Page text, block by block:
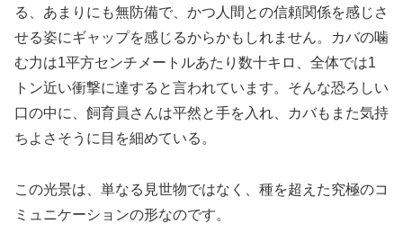
る、あまりにも無防備で、かつ人間との信頼関係を感じさ
せる姿にギャップを感じるからかもしれません。カバの噛
む力は1平方センチメートルあたり数十キロ、全体では1
トン近い衝撃に達すると言われています。そんな恐ろしい
口の中に、飼育員さんは平然と手を入れ、カバもまた気持
ちよさそうに目を細めている。
この光景は、単なる見世物ではなく、種を超えた究極のコ
ミュニケーションの形なのです。